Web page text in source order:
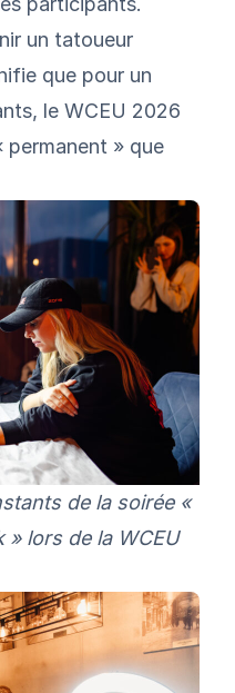
un tatoueur
que pour un
le WCEU 2026
permanent » que
de la soirée «
» lors de la WCEU